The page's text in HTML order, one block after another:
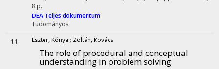
8 p.
DEA Teljes dokumentum
Tudományos
11 Eszter, Kónya ; Zoltán, Kovács
The role of procedural and conceptual
understanding in problem solving